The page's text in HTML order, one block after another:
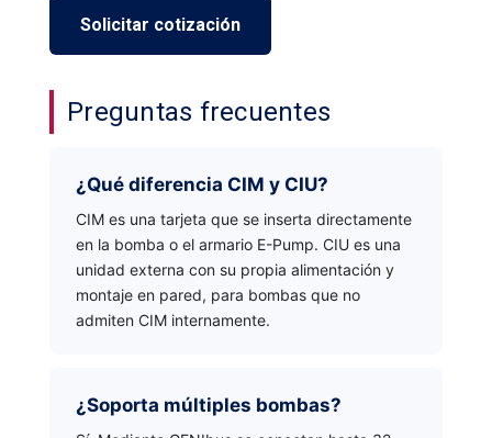
Solicitar cotización
Preguntas frecuentes
¿Qué diferencia CIM y CIU?
CIM es una tarjeta que se inserta directamente
en la bomba o el armario E-Pump. CIU es una
unidad externa con su propia alimentación y
montaje en pared, para bombas que no
admiten CIM internamente.
¿Soporta múltiples bombas?